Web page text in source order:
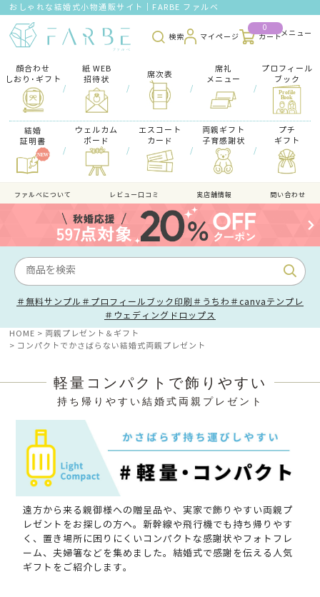
おしゃれな結婚式小物通販サイト｜FARBE ファルベ
検索 マイページ
0
カート
顔合わせ
しおり･ギフト
/
紙 WEB
招待状
/
席次表
/
席礼
メニュー
/
プロフィール
ブック
結婚
証明書
/
ウェルカム
ボード
/
エスコート
カード
/
両親ギフト
子育感謝状
/
プチ
ギフト
ファルべについて レビュー口コミ 実店舗情報 問い合わせ
＃無料サンプル ＃プロフィールブック印刷 ＃うちわ ＃canvaテンプレ
＃ウェディングドロップス
HOME
両親プレゼント＆ギフト
コンパクトでかさばらない結婚式両親プレゼント
軽量コンパクトで飾りやすい
持ち帰りやすい結婚式両親プレゼント
遠方から来る親御様への贈呈品や、実家で飾りやすい両親プ
レゼントをお探しの方へ。新幹線や飛行機でも持ち帰りやす
く、置き場所に困りにくいコンパクトな感謝状やフォトフレ
ーム、夫婦箸などを集めました。結婚式で感謝を伝える人気
ギフトをご紹介します。